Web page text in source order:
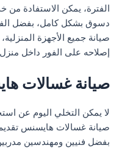
الفترة، يمكن الاستفادة
دسوق بشكل كامل، بفضل
صيانة جميع الأجهزة
إصلاحه على الفور داخل
صيانة غسالات
لا يمكن التخلي اليوم عن
صيانة غسالات هايسنس
بفضل فنيين ومهندسين